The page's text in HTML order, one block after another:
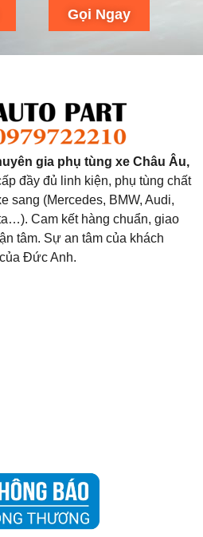
Gọi Ngay
gia phụ tùng xe Châu Âu,
đầy đủ linh kiện, phụ tùng chất
sang (Mercedes, BMW, Audi,
Cam kết hàng chuẩn, giao
tâm. Sự an tâm của khách
Đức Anh.